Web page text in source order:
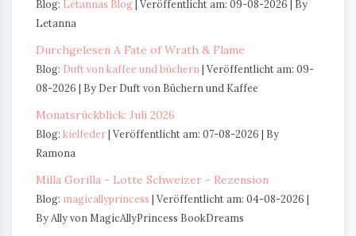
Blog: Letannas Blog Veröffentlicht am: 09-08-2026
By
Letanna
Durchgelesen A Fate of Wrath & Flame
Blog: Duft von kaffee und büchern
Veröffentlicht am: 09-
08-2026
By Der Duft von Büchern und Kaffee
Monatsrückblick: Juli 2026
Blog: kielfeder Veröffentlicht am: 07-08-2026
By
Ramona
Milla Gorilla - Lotte Schweizer - Rezension
Blog: magicallyprincess
Veröffentlicht am: 04-08-2026
By Ally von MagicAllyPrincess BookDreams